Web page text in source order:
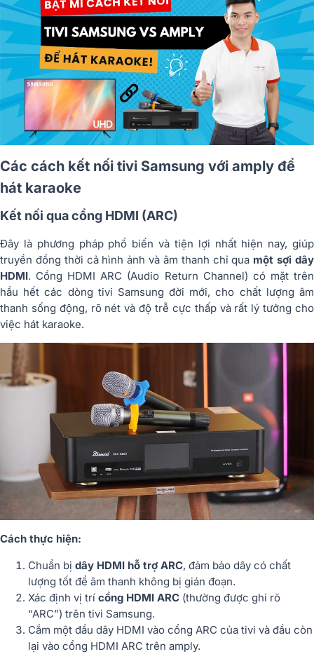
Các cách kết nối tivi Samsung với amply để
hát karaoke
Kết nối qua cổng HDMI (ARC)
Đây là phương pháp phổ biến và tiện lợi nhất hiện nay, giúp
truyền đồng thời cả hình ảnh và âm thanh chỉ qua một sợi dây
HDMI. Cổng HDMI ARC (Audio Return Channel) có mặt trên
hầu hết các dòng tivi Samsung đời mới, cho chất lượng âm
thanh sống động, rõ nét và độ trễ cực thấp và rất lý tưởng cho
việc hát karaoke.
Cách thực hiện:
Chuẩn bị dây HDMI hỗ trợ ARC, đảm bảo dây có chất
lượng tốt để âm thanh không bị gián đoạn.
Xác định vị trí cổng HDMI ARC (thường được ghi rõ
“ARC”) trên tivi Samsung.
Cắm một đầu dây HDMI vào cổng ARC của tivi và đầu còn
lại vào cổng HDMI ARC trên amply.